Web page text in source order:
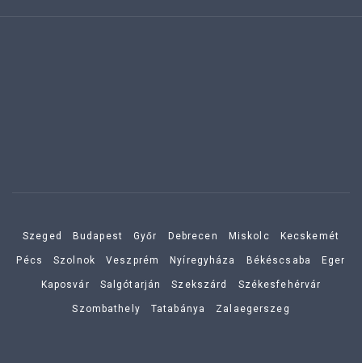
Szeged Budapest Győr Debrecen Miskolc Kecskemét
Pécs Szolnok Veszprém Nyíregyháza Békéscsaba Eger
Kaposvár Salgótarján Szekszárd Székesfehérvár
Szombathely Tatabánya Zalaegerszeg